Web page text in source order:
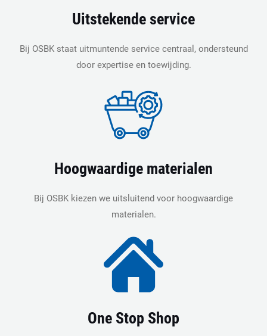
Uitstekende service
Bij OSBK staat uitmuntende service centraal, ondersteund
door expertise en toewijding.
Hoogwaardige materialen​
Bij OSBK kiezen we uitsluitend voor hoogwaardige
materialen.
One Stop Shop